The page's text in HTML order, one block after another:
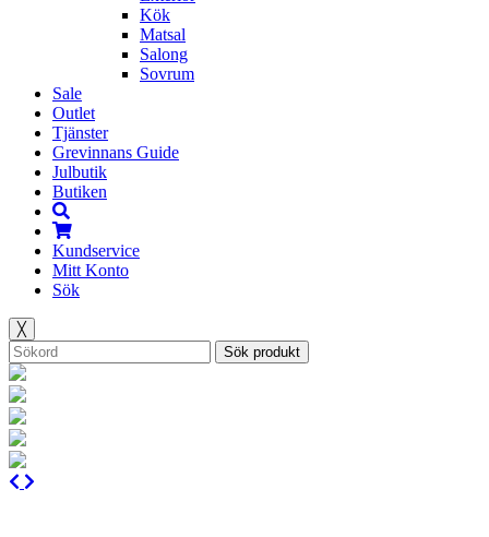
Kök
Matsal
Salong
Sovrum
Sale
Outlet
Tjänster
Grevinnans Guide
Julbutik
Butiken
Kundservice
Mitt Konto
Sök
╳
Sök produkt